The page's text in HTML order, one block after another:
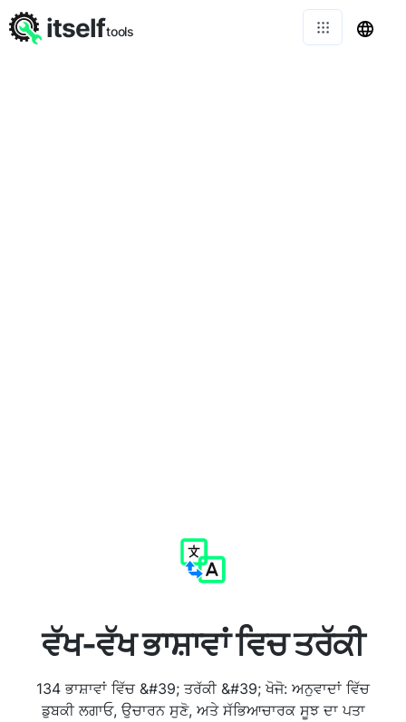
ਵੱਖ-ਵੱਖ ਭਾਸ਼ਾਵਾਂ ਵਿਚ ਤਰੱਕੀ
134 ਭਾਸ਼ਾਵਾਂ ਵਿੱਚ &#39; ਤਰੱਕੀ &#39; ਖੋਜੋ: ਅਨੁਵਾਦਾਂ ਵਿੱਚ
ਡੁਬਕੀ ਲਗਾਓ, ਉਚਾਰਨ ਸੁਣੋ, ਅਤੇ ਸੱਭਿਆਚਾਰਕ ਸੂਝ ਦਾ ਪਤਾ
itselftools